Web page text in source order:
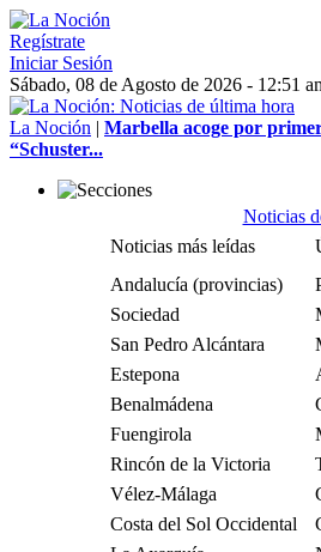
Regístrate
Iniciar Sesión
Sábado, 08 de Agosto de 2026 - 12:51
La Noción | Marbella acoge por
“Schuster...
Noticias
Noticias más leídas
Andalucía (provincias)
Sociedad
San Pedro Alcántara
Estepona
Benalmádena
Fuengirola
Rincón de la Victoria
Vélez-Málaga
Costa del Sol Occidental